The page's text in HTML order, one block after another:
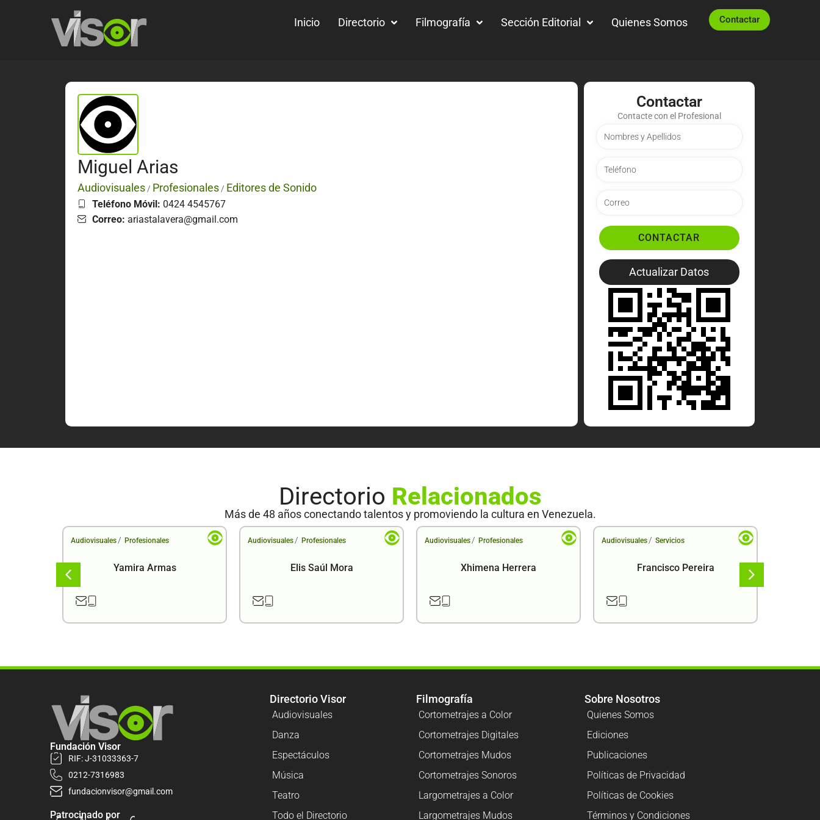
Inicio Directorio Filmografía Sección Editorial Quienes Somos Contactar
Miguel Arias
Audiovisuales / Profesionales / Editores de Sonido
Teléfono Móvil: 0424 4545767
Correo: ariastalavera@gmail.com
Contactar
Contacte con el Profesional
CONTACTAR
Actualizar Datos
Directorio Relacionados
Más de 48 años conectando talentos y promoviendo la cultura en Venezuela.
Audiovisuales / Profesionales
Yamira Armas
Audiovisuales / Profesionales
Elis Saúl Mora
Audiovisuales / Profesionales
Xhimena Herrera
Audiovisuales / Servicios
Francisco Pereira
Fundación Visor
RIF: J-31033363-7
0212-7316983
fundacionvisor@gmail.com
Patrocinado por
Directorio Visor
Audiovisuales
Danza
Espectáculos
Música
Teatro
Todo el Directorio
Filmografía
Cortometrajes a Color
Cortometrajes Digitales
Cortometrajes Mudos
Cortometrajes Sonoros
Largometrajes a Color
Largometrajes Mudos
Sobre Nosotros
Quienes Somos
Ediciones
Publicaciones
Políticas de Privacidad
Políticas de Cookies
Términos y Condiciones